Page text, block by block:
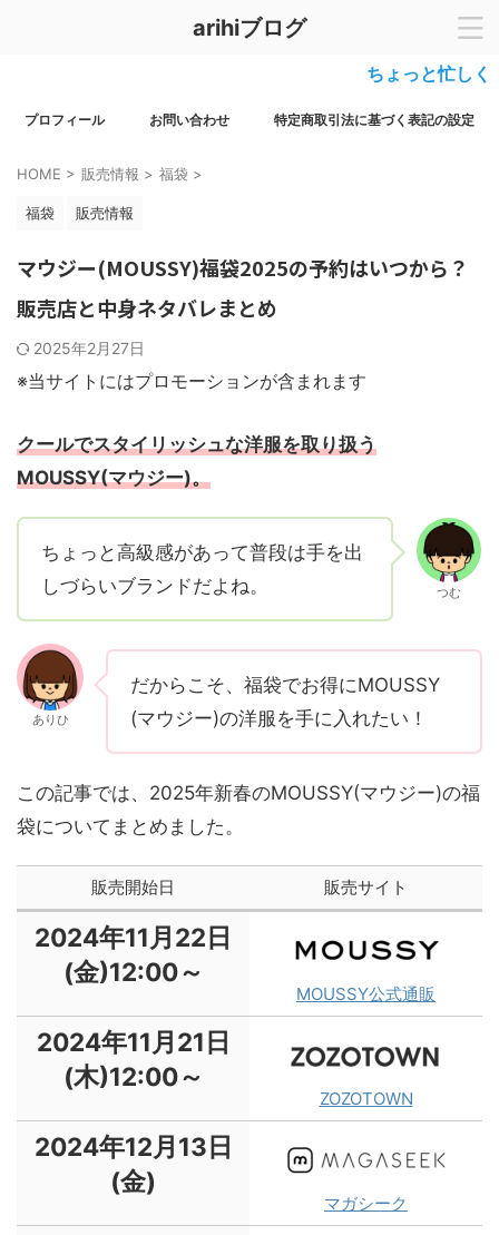
arihiブログ
ちょっと忙しくて更新が
プロフィール お問い合わせ 特定商取引法に基づく表記の設定
HOME > 販売情報 > 福袋 >
福袋 販売情報
マウジー(MOUSSY)福袋2025の予約はいつから？
販売店と中身ネタバレまとめ
2025年2月27日
※当サイトにはプロモーションが含まれます
クールでスタイリッシュな洋服を取り扱う
MOUSSY(マウジー)。
ちょっと高級感があって普段は手を出
しづらいブランドだよね。
つむ
ありひ
だからこそ、福袋でお得にMOUSSY
(マウジー)の洋服を手に入れたい！
この記事では、2025年新春のMOUSSY(マウジー)の福
袋についてまとめました。
販売開始日 販売サイト
2024年11月22日
(金)12:00～
MOUSSY公式通販
2024年11月21日
(木)12:00～
ZOZOTOWN
2024年12月13日
(金)
マガシーク